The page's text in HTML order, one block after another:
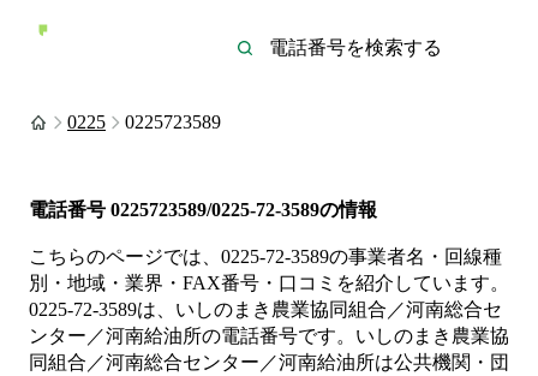
0225 0225723589
電話番号 0225723589/0225-72-3589の情報
こちらのページでは、 0225-72-3589の事業者名・回線種
別・地域・業界・FAX番号・口コミを紹介しています。
0225-72-3589は、 いしのまき農業協同組合／河南総合セ
ンター／河南給油所の電話番号です。 いしのまき農業協
同組合／河南総合センター／河南給油所は公共機関・団